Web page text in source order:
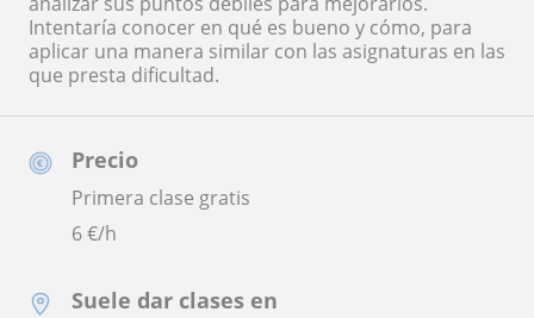
Precio
Primera clase gratis
6€/h
Suele dar clases en
Intentaría conocer en qué es bueno y cómo, para
aplicar una manera similar con las asignaturas en las
que presta dificultad.